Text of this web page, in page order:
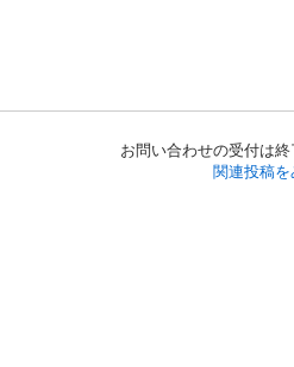
お問い合わせの受付は終
関連投稿を